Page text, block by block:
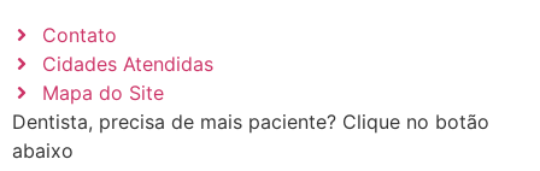
Contato
Cidades Atendidas
Mapa do Site
Dentista, precisa de mais paciente? Clique no botão
abaixo